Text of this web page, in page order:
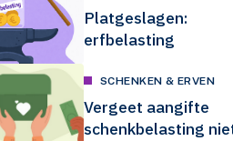
Platgeslagen:
erfbelasting
SCHENKEN & ERVEN
Vergeet aangifte
schenkbelasting